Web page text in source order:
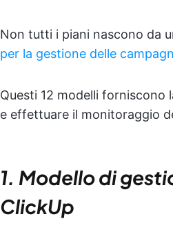
Non tutti i piani nascono da
per la gestione delle
Questi 12 modelli forniscono
e effettuare il monitoraggio
1. Modello di
ClickUp